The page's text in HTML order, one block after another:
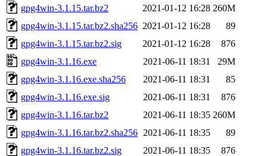
gpg4win-3.1.15.tar.bz2
2021-01-12 16:28 260M
gpg4win-3.1.15.tar.bz2.sha256 2021-01-12 16:28
89
gpg4win-3.1.15.tar.bz2.sig
2021-01-12 16:28
876
gpg4win-3.1.16.exe
2021-06-11 18:31
29M
gpg4win-3.1.16.exe.sha256
2021-06-11 18:31
85
gpg4win-3.1.16.exe.sig
2021-06-11 18:31
876
gpg4win-3.1.16.tar.bz2
2021-06-11 18:35 260M
gpg4win-3.1.16.tar.bz2.sha256 2021-06-11 18:35
89
gpg4win-3.1.16.tar.bz2.sig
2021-06-11 18:35
876